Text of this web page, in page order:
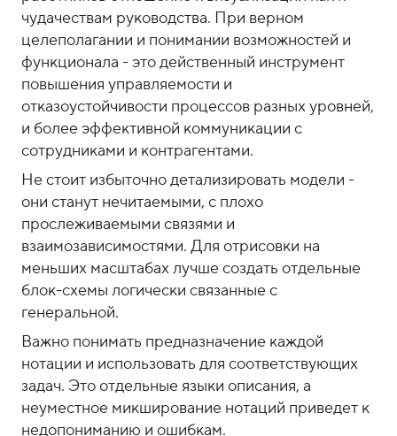
чудачествам руководства. При верном
целеполагании и понимании возможностей и
функционала - это действенный инструмент
повышения управляемости и
отказоустойчивости процессов разных уровней,
и более эффективной коммуникации с
сотрудниками и контрагентами.
Не стоит избыточно детализировать модели -
они станут нечитаемыми, с плохо
прослеживаемыми связями и
взаимозависимостями. Для отрисовки на
меньших масштабах лучше создать отдельные
блок-схемы логически связанные с
генеральной.
Важно понимать предназначение каждой
нотации и использовать для соответствующих
задач. Это отдельные языки описания, а
неуместное микширование нотаций приведет к
недопониманию и ошибкам.